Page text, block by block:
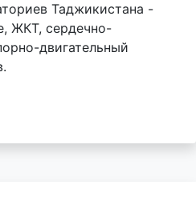
Таджикистана -
ЖКТ, сердечно-
двигательный